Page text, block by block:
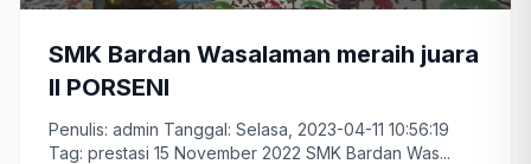
SMK Bardan Wasalaman meraih juara
II PORSENI
Penulis: admin Tanggal: Selasa, 2023-04-11 10:56:19
Tag: prestasi 15 November 2022 SMK Bardan Was...